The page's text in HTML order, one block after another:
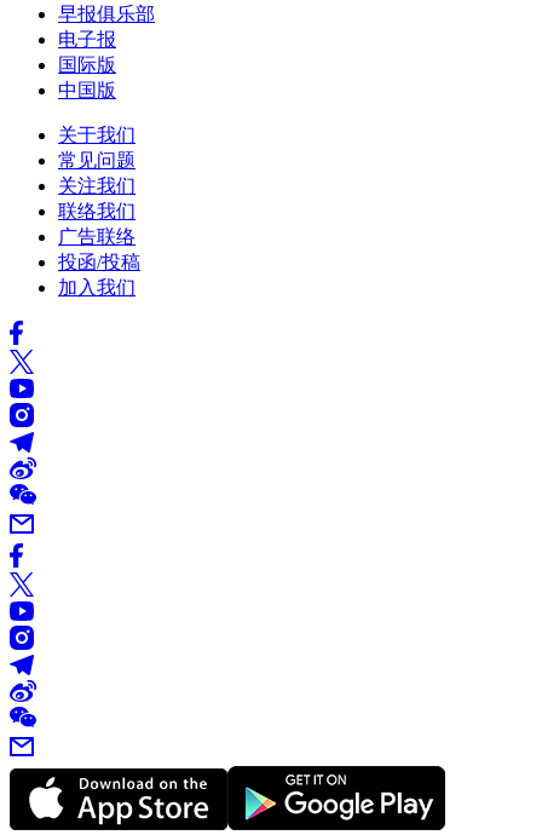
早报俱乐部
电子报
国际版
中国版
关于我们
常见问题
关注我们
联络我们
广告联络
投函/投稿
加入我们